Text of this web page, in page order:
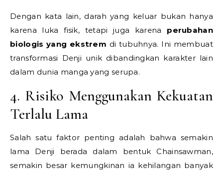
Dengan kata lain, darah yang keluar bukan hanya
karena luka fisik, tetapi juga karena perubahan
biologis yang ekstrem di tubuhnya. Ini membuat
transformasi Denji unik dibandingkan karakter lain
dalam dunia manga yang serupa.
4. Risiko Menggunakan Kekuatan
Terlalu Lama
Salah satu faktor penting adalah bahwa semakin
lama Denji berada dalam bentuk Chainsawman,
semakin besar kemungkinan ia kehilangan banyak